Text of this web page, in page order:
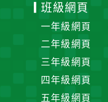
班級網頁
一年級網頁
二年級網頁
三年級網頁
四年級網頁
五年級網頁